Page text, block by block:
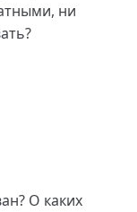
ни
О каких